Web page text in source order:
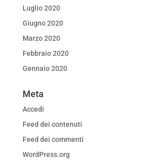
Luglio 2020
Giugno 2020
Marzo 2020
Febbraio 2020
Gennaio 2020
Meta
Accedi
Feed dei contenuti
Feed dei commenti
WordPress.org